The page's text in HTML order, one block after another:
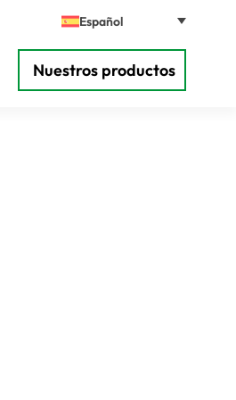
Español
Nuestros productos